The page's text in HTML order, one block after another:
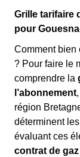
Grille tarifaire
pour
Comment bien
? Pour faire le
comprendre la
l’abonnement
région
déterminent
évaluant ces
contrat de gaz